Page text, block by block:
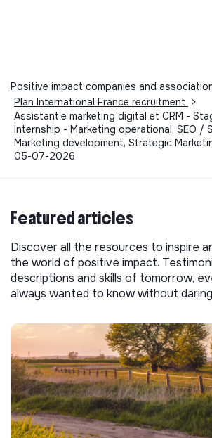
Positive impact companies and
Plan International France recruitment
>
Assistant·e marketing digital et CRM -
Internship - Marketing operational, SEO /
Marketing development, Strategic
05-07-2026
Featured articles
Discover all the resources to inspire
the world of positive impact.
descriptions and skills of tomorrow,
always wanted to know without